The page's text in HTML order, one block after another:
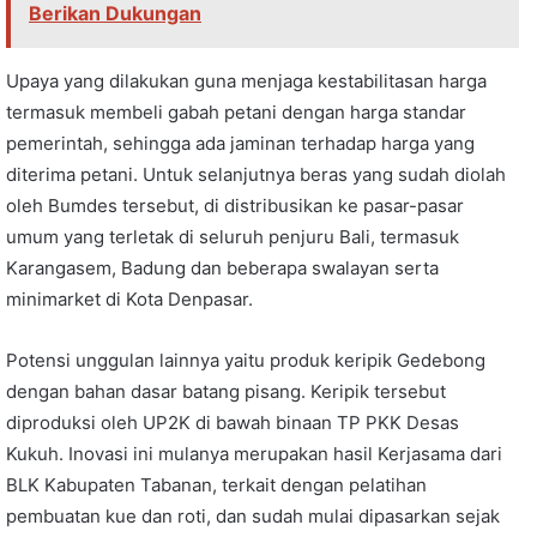
Berikan Dukungan
Upaya yang dilakukan guna menjaga kestabilitasan harga
termasuk membeli gabah petani dengan harga standar
pemerintah, sehingga ada jaminan terhadap harga yang
diterima petani. Untuk selanjutnya beras yang sudah diolah
oleh Bumdes tersebut, di distribusikan ke pasar-pasar
umum yang terletak di seluruh penjuru Bali, termasuk
Karangasem, Badung dan beberapa swalayan serta
minimarket di Kota Denpasar.
Potensi unggulan lainnya yaitu produk keripik Gedebong
dengan bahan dasar batang pisang. Keripik tersebut
diproduksi oleh UP2K di bawah binaan TP PKK Desas
Kukuh. Inovasi ini mulanya merupakan hasil Kerjasama dari
BLK Kabupaten Tabanan, terkait dengan pelatihan
pembuatan kue dan roti, dan sudah mulai dipasarkan sejak